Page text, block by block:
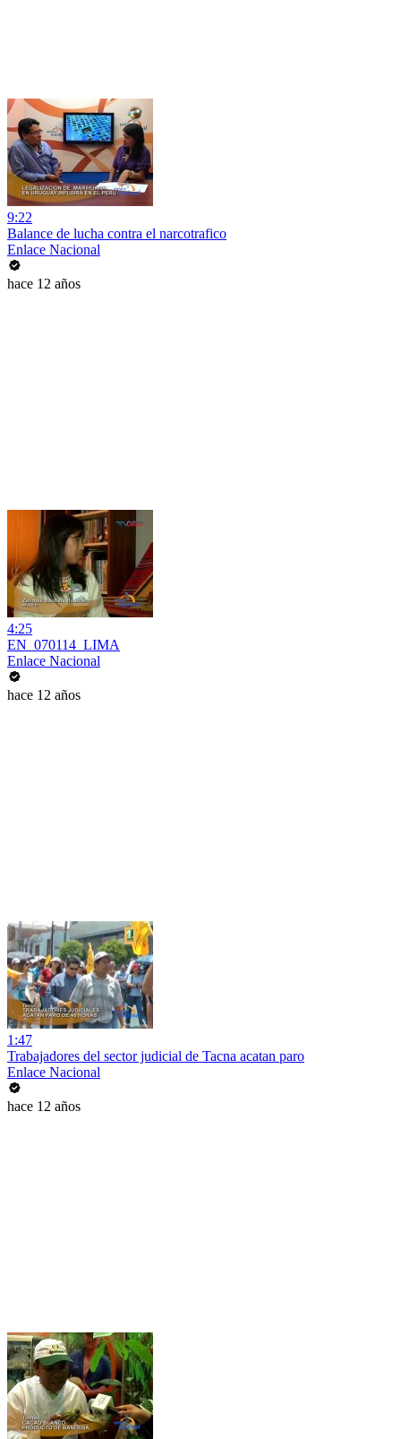
9:22
Balance de lucha contra el narcotrafico
Enlace Nacional
hace 12 años
4:25
EN_070114_LIMA
Enlace Nacional
hace 12 años
1:47
Trabajadores del sector judicial de Tacna acatan paro
Enlace Nacional
hace 12 años